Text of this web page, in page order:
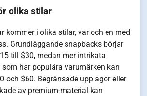
olika stilar
kommer i olika stilar, var och en med
Grundläggande snapbacks börjar
till $30, medan mer intrikata
som har populära varumärken kan
och $60. Begränsade upplagor eller
av premium-material kan